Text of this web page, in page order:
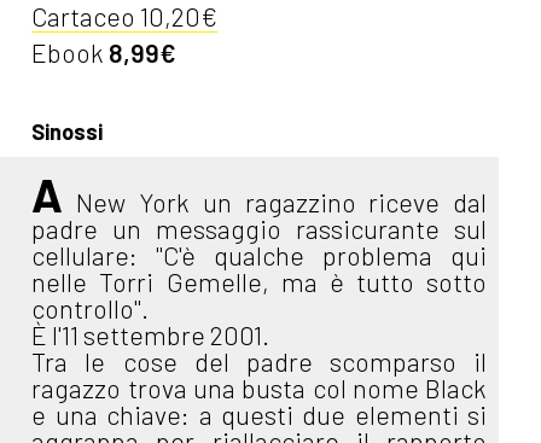
Cartaceo 10,20€
Ebook 8,99€
Sinossi
A New York un ragazzino riceve dal
padre un messaggio rassicurante sul
cellulare: "C'è qualche problema qui
nelle Torri Gemelle, ma è tutto sotto
controllo".
È l'11 settembre 2001.
Tra le cose del padre scomparso il
ragazzo trova una busta col nome Black
e una chiave: a questi due elementi si